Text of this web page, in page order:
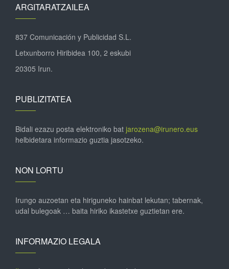
ARGITARATZAILEA
837 Comunicación y Publicidad S.L.
Letxunborro Hiribidea 100, 2 eskubi
20305 Irun.
PUBLIZITATEA
Bidali ezazu posta elektroniko bat jarozena@irunero.eus
helbidetara informazio guztia jasotzeko.
NON LORTU
Irungo auzoetan eta hiriguneko hainbat lekutan; tabernak,
udal bulegoak … baita hiriko ikastetxe guztietan ere.
INFORMAZIO LEGALA